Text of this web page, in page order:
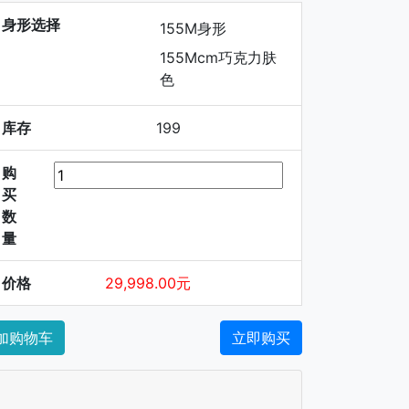
身形选择
155M身形
155Mcm巧克力肤
色
库存 199
购
买
数
量
价格 29,998.00元
购物车 立即购买